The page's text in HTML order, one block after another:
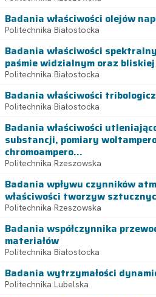
Badania właściwości olejów
Politechnika Białostocka
Badania właściwości
paśmie widzialnym oraz
Politechnika Białostocka
Badania właściwości
Politechnika Białostocka
Badania właściwości
substancji, pomiary
chromoampero...
Politechnika Rzeszowska
Badania wpływu czynników
właściwości tworzyw
Politechnika Rzeszowska
Badania współczynnika
materiałów
Politechnika Białostocka
Badania wytrzymałości
Politechnika Lubelska